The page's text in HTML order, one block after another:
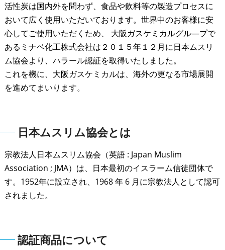
活性炭は国内外を問わず、食品や飲料等の製造プロセスに
おいて広く使用いただいております。世界中のお客様に安
心してご使用いただくため、 大阪ガスケミカルグル―プで
あるミナベ化工株式会社は２０１５年１２月に日本ムスリ
ム協会より、ハラール認証を取得いたしました。
これを機に、大阪ガスケミカルは、海外の更なる市場展開
を進めてまいります。
日本ムスリム協会とは
宗教法人日本ムスリム協会（英語 : Japan Muslim
Association ; JMA）は、日本最初のイスラーム信徒団体で
す。1952年に設立され、1968 年 6 月に宗教法人として認可
されました。
認証商品について